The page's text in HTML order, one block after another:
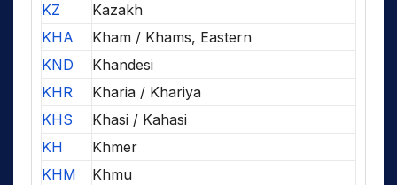
KZ
Kazakh
KHA
Kham / Khams, Eastern
KND
Khandesi
KHR
Kharia / Khariya
KHS
Khasi / Kahasi
KH
Khmer
KHM
Khmu